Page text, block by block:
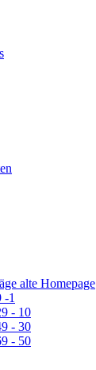
alte Homepage
-1
- 10
- 30
- 50